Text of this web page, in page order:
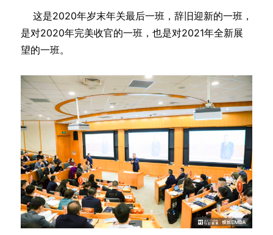
这是2020年岁末年关最后一班，辞旧迎新的一班，
是对2020年完美收官的一班，也是对2021年全新展
望的一班。